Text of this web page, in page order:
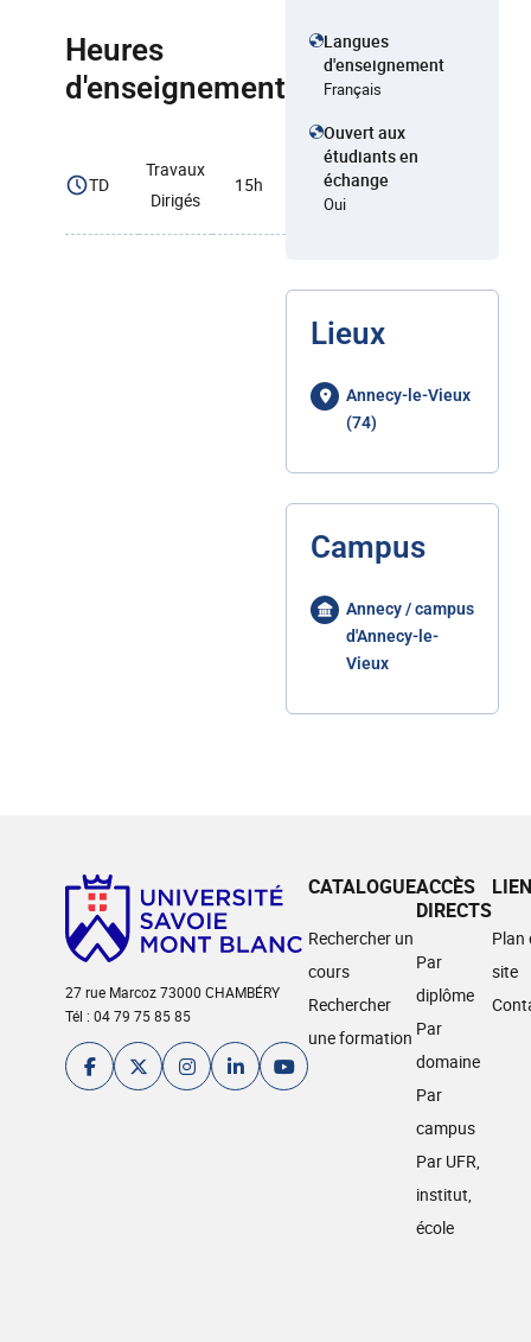
Heures
d'enseignement
TD
Travaux
Dirigés
15h
Langues
d'enseignement
Français
Ouvert aux
étudiants en
échange
Oui
Lieux
Annecy-le-Vieux
(74)
Campus
Annecy / campus
d'Annecy-le-
Vieux
27 rue Marcoz 73000 CHAMBÉRY
Tél : 04 79 75 85 85
CATALOGUE
Rechercher un
cours
Rechercher
une formation
ACCÈS
DIRECTS
Par
diplôme
Par
domaine
Par
campus
Par UFR,
institut,
école
Plan
site